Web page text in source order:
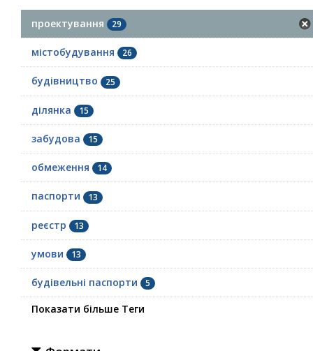
проектування 29
містобудування 26
будівництво 25
ділянка 15
забудова 15
обмеження 14
паспорти 13
реєстр 13
умови 13
будівельні паспорти 5
Показати більше Теги